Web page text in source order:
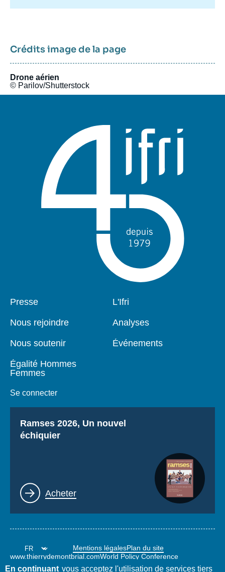
national et international.
Crédits image de la page
Drone aérien
© Parilov/Shutterstock
Pied
Presse
Nous rejoindre
Nous soutenir
Égalité Hommes
Femmes
Se connecter
Navigation
L'Ifri
Analyses
Événements
Titre
Ramses 2026, Un nouvel
échiquier
Lien
Acheter
Mentions légalesPlan du site
www.thierrydemontbrial.comWorld Policy Conference
Blog Politique étrangère
En continuant vous acceptez l'utilisation de services tiers